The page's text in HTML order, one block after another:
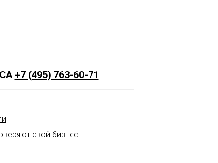
+7 (495) 763-60-71
свой бизнес.